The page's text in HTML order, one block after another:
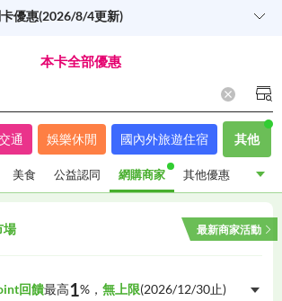
優惠(2026/8/4更新)
本卡全部優惠
通 娛樂休閒 國內外旅遊住宿 其他
公益認同
美食 公益認同 網購商家 其他優惠
場 最新商家活動
回饋最高1%， 無上限(2026/12/30止)